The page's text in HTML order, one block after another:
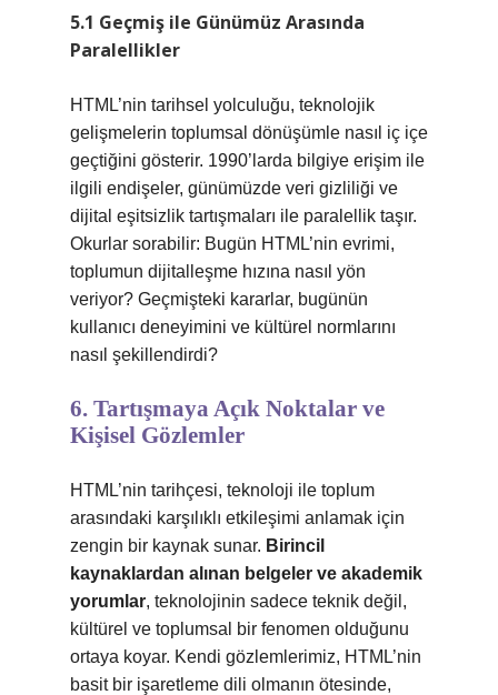
5.1 Geçmiş ile Günümüz Arasında
Paralellikler
HTML’nin tarihsel yolculuğu, teknolojik
gelişmelerin toplumsal dönüşümle nasıl iç içe
geçtiğini gösterir. 1990’larda bilgiye erişim ile
ilgili endişeler, günümüzde veri gizliliği ve
dijital eşitsizlik tartışmaları ile paralellik taşır.
Okurlar sorabilir: Bugün HTML’nin evrimi,
toplumun dijitalleşme hızına nasıl yön
veriyor? Geçmişteki kararlar, bugünün
kullanıcı deneyimini ve kültürel normlarını
nasıl şekillendirdi?
6. Tartışmaya Açık Noktalar ve
Kişisel Gözlemler
HTML’nin tarihçesi, teknoloji ile toplum
arasındaki karşılıklı etkileşimi anlamak için
zengin bir kaynak sunar. Birincil
kaynaklardan alınan belgeler ve akademik
yorumlar, teknolojinin sadece teknik değil,
kültürel ve toplumsal bir fenomen olduğunu
ortaya koyar. Kendi gözlemlerimiz, HTML’nin
basit bir işaretleme dili olmanın ötesinde,